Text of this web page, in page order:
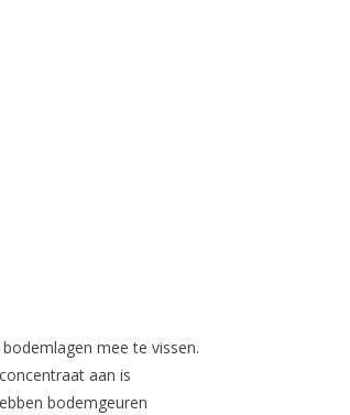
mee te vissen.
aan is
bodemgeuren